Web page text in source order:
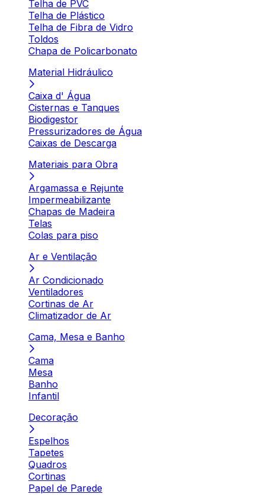
Telha de PVC
Telha de Plástico
Telha de Fibra de Vidro
Toldos
Chapa de Policarbonato
Material Hidráulico
Caixa d' Água
Cisternas e Tanques
Biodigestor
Pressurizadores de Água
Caixas de Descarga
Materiais para Obra
Argamassa e Rejunte
Impermeabilizante
Chapas de Madeira
Telas
Colas para piso
Ar e Ventilação
Ar Condicionado
Ventiladores
Cortinas de Ar
Climatizador de Ar
Cama, Mesa e Banho
Cama
Mesa
Banho
Infantil
Decoração
Espelhos
Tapetes
Quadros
Cortinas
Papel de Parede